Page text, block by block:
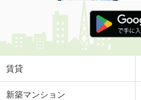
賃貸
新築マンション